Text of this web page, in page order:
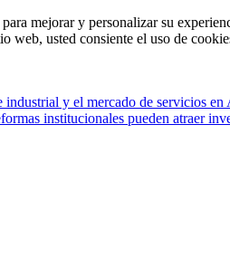
mejorar y personalizar su
web, usted consiente el uso de
industrial y el mercado de servicios en
institucionales pueden atraer